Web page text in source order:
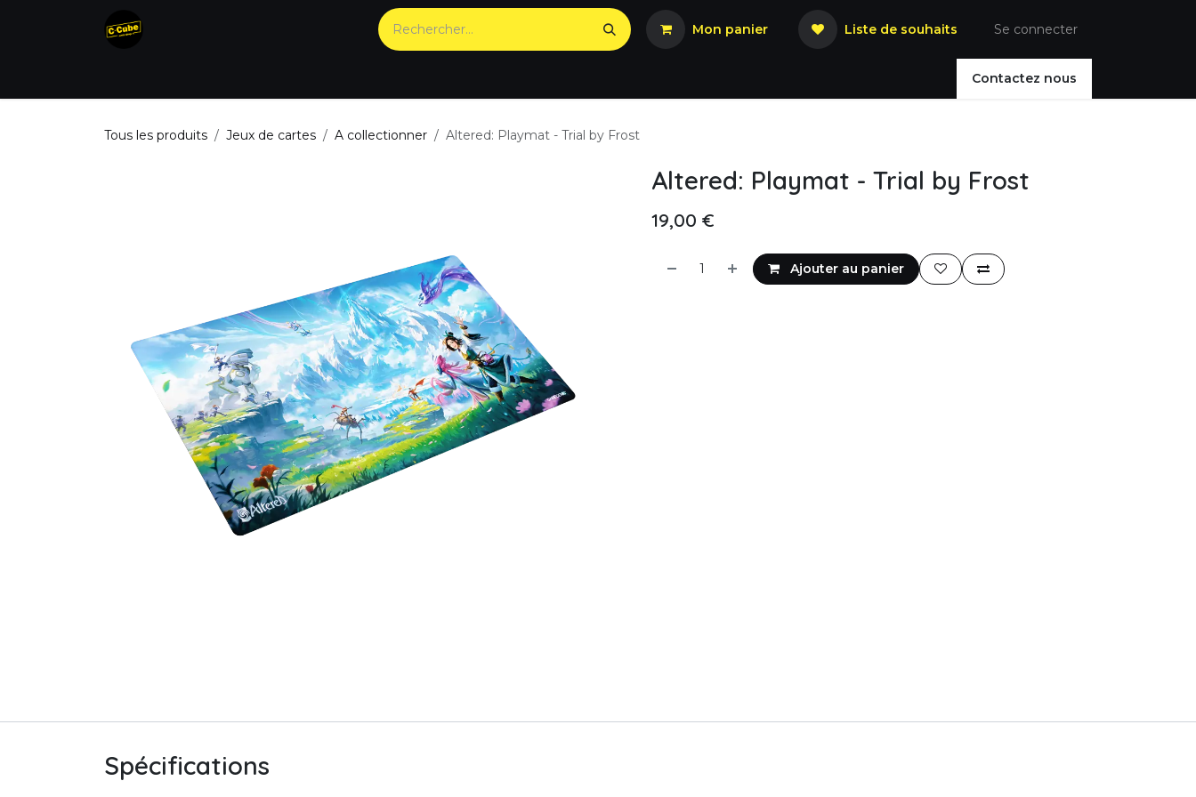
Mon panier
Liste de souhaits Se connecter
Contactez nous
Tous les produits Jeux de cartes A collectionner Altered: Playmat - Trial by Frost
Altered: Playmat - Trial by Frost
19,00 €
Ajouter au panier
Spécifications